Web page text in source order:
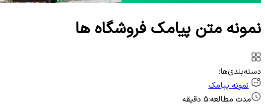
نمونه متن پیامک فروشگاه ها
دسته‌بندی‌ها:
نمونه پیامک
مدت مطالعه:5 دقیقه